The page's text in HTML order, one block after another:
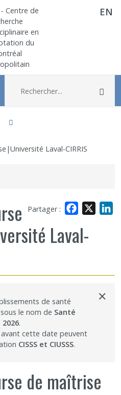
EN
Laval-CIRRIS
Partager : Facebook
Laval-
de santé
le nom de Santé
2026.
cette date peuvent
CISSS et CIUSSS.
×
de maîtrise